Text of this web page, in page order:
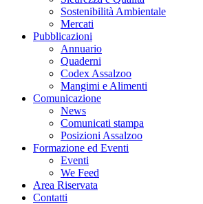
Sostenibilità Ambientale
Mercati
Pubblicazioni
Annuario
Quaderni
Codex Assalzoo
Mangimi e Alimenti
Comunicazione
News
Comunicati stampa
Posizioni Assalzoo
Formazione ed Eventi
Eventi
We Feed
Area Riservata
Contatti